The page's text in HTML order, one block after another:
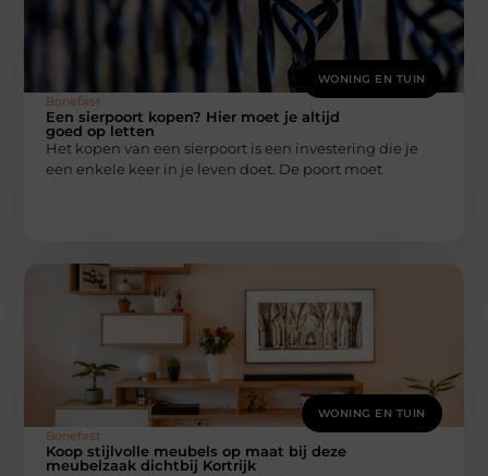
WONING EN TUIN
Bonefast
Een sierpoort kopen? Hier moet je altijd
goed op letten
Het kopen van een sierpoort is een investering die je
een enkele keer in je leven doet. De poort moet
WONING EN TUIN
Bonefast
Koop stijlvolle meubels op maat bij deze
meubelzaak dichtbij Kortrijk